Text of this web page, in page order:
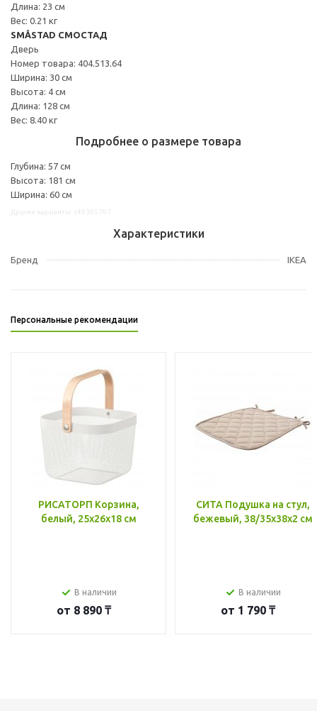
Длина: 23 см
Вес: 0.21 кг
SMÅSTAD СМОСТАД
Дверь
Номер товара: 404.513.64
Ширина: 30 см
Высота: 4 см
Длина: 128 см
Вес: 8.40 кг
Подробнее о размере товара
Глубина: 57 см
Высота: 181 см
Ширина: 60 см
Характеристики
Бренд IKEA
Персональные рекомендации
РИСАТОРП Корзина,
белый, 25x26x18 см
В наличии
от 8 890 ₸
СИТА Подушка на стул,
бежевый, 38/35x38x2 см
В наличии
от 1 790 ₸